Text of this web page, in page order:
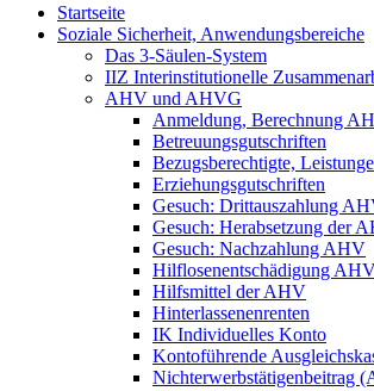
Startseite
Soziale Sicherheit, Anwendungsbereiche
Das 3-Säulen-System
IIZ Interinstitutionelle
AHV und AHVG
Anmeldung, Berechnung
Betreuungsgutschriften
Bezugsberechtigte,
Erziehungsgutschriften
Gesuch: Drittauszahlung
Gesuch: Herabsetzung der
Gesuch: Nachzahlung AHV
Hilflosenentschädigung
Hilfsmittel der AHV
Hinterlassenenrenten
IK Individuelles Konto
Kontoführende
Nichterwerbstätigenbeitrag